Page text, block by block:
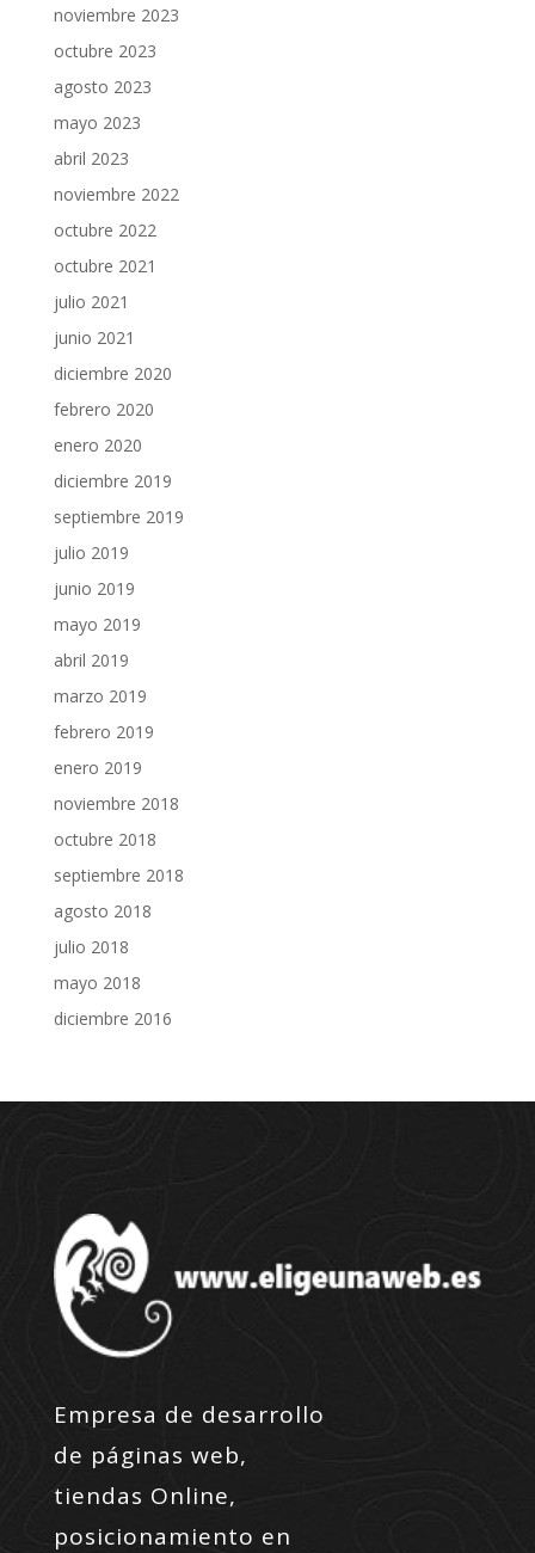
noviembre 2023
octubre 2023
agosto 2023
mayo 2023
abril 2023
noviembre 2022
octubre 2022
octubre 2021
julio 2021
junio 2021
diciembre 2020
febrero 2020
enero 2020
diciembre 2019
septiembre 2019
julio 2019
junio 2019
mayo 2019
abril 2019
marzo 2019
febrero 2019
enero 2019
noviembre 2018
octubre 2018
septiembre 2018
agosto 2018
julio 2018
mayo 2018
diciembre 2016
Empresa de desarrollo
de páginas web,
tiendas Online,
posicionamiento en